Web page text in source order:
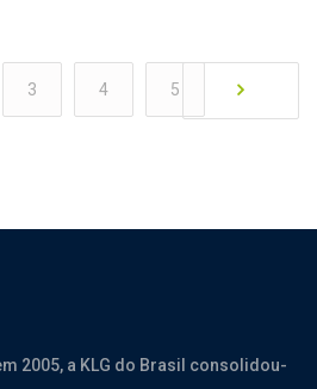
3 4 5
2005, a KLG do Brasil consolidou-